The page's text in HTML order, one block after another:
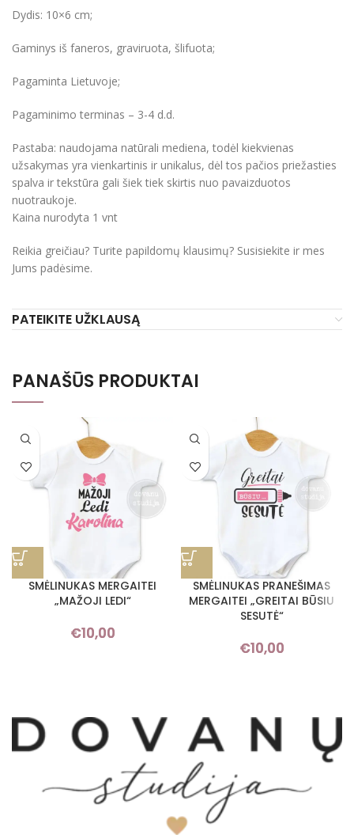
Dydis: 10×6 cm;
Gaminys iš faneros, graviruota, šlifuota;
Pagaminta Lietuvoje;
Pagaminimo terminas – 3-4 d.d.
Pastaba: naudojama natūrali mediena, todėl kiekvienas
užsakymas yra vienkartinis ir unikalus, dėl tos pačios priežasties
spalva ir tekstūra gali šiek tiek skirtis nuo pavaizduotos
nuotraukoje.
Kaina nurodyta 1 vnt
Reikia greičiau? Turite papildomų klausimų? Susisiekite ir mes
Jums padėsime.
PATEIKITE UŽKLAUSĄ
PANAŠŪS PRODUKTAI
SMĖLINUKAS MERGAITEI
„MAŽOJI LEDI“
€10,00
SMĖLINUKAS PRANEŠIMAS
MERGAITEI „GREITAI BŪSIU
SESUTĖ“
€10,00